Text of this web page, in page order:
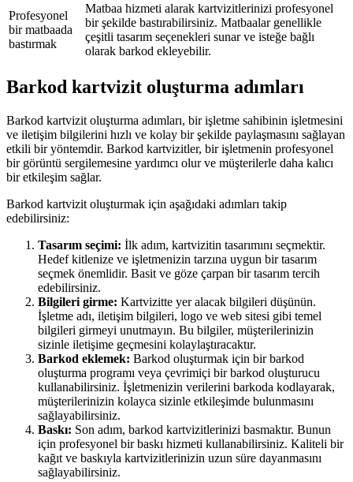
Profesyonel
bir matbaada
bastırmak
Matbaa hizmeti alarak kartvizitlerinizi profesyonel
bir şekilde bastırabilirsiniz. Matbaalar genellikle
çeşitli tasarım seçenekleri sunar ve isteğe bağlı
olarak barkod ekleyebilir.
Barkod kartvizit oluşturma adımları
Barkod kartvizit oluşturma adımları, bir işletme sahibinin işletmesini
ve iletişim bilgilerini hızlı ve kolay bir şekilde paylaşmasını sağlayan
etkili bir yöntemdir. Barkod kartvizitler, bir işletmenin profesyonel
bir görüntü sergilemesine yardımcı olur ve müşterilerle daha kalıcı
bir etkileşim sağlar.
Barkod kartvizit oluşturmak için aşağıdaki adımları takip
edebilirsiniz:
Tasarım seçimi: İlk adım, kartvizitin tasarımını seçmektir.
Hedef kitlenize ve işletmenizin tarzına uygun bir tasarım
seçmek önemlidir. Basit ve göze çarpan bir tasarım tercih
edebilirsiniz.
Bilgileri girme: Kartvizitte yer alacak bilgileri düşünün.
İşletme adı, iletişim bilgileri, logo ve web sitesi gibi temel
bilgileri girmeyi unutmayın. Bu bilgiler, müşterilerinizin
sizinle iletişime geçmesini kolaylaştıracaktır.
Barkod eklemek: Barkod oluşturmak için bir barkod
oluşturma programı veya çevrimiçi bir barkod oluşturucu
kullanabilirsiniz. İşletmenizin verilerini barkoda kodlayarak,
müşterilerinizin kolayca sizinle etkileşimde bulunmasını
sağlayabilirsiniz.
Baskı: Son adım, barkod kartvizitlerinizi basmaktır. Bunun
için profesyonel bir baskı hizmeti kullanabilirsiniz. Kaliteli bir
kağıt ve baskıyla kartvizitlerinizin uzun süre dayanmasını
sağlayabilirsiniz.